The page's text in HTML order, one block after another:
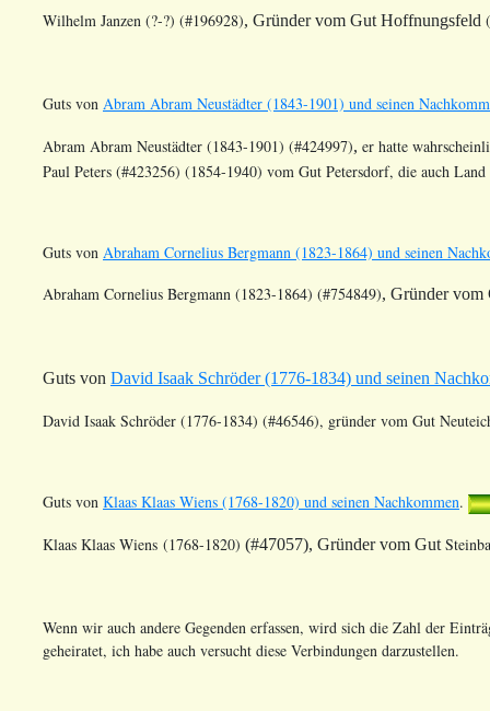
Wilhelm Janzen (?-?) (#196928), Gründer vom Gut Hoffnungsfeld (
Guts von Abram Abram Neustädter (1843-1901) und seinen
Abram Abram Neustädter (1843-1901) (#424997), er hatte
Paul Peters (#423256) (1854-1940) vom Gut Petersdorf, die auch Land
Guts von Abraham Cornelius Bergmann (1823-1864) und seinen
Abraham Cornelius Bergmann (1823-1864) (#754849), Gründer
Guts von David Isaak Schröder (1776-1834) und seinen
David Isaak Schröder (1776-1834) (#46546), gründer vom Gut
Guts von Klaas Klaas Wiens (1768-1820) und seinen Nachkommen.
Klaas Klaas Wiens (1768-1820) (#47057), Gründer vom Gut
Wenn wir auch andere Gegenden erfassen, wird sich die Zahl der
geheiratet, ich habe auch versucht diese Verbindungen darzustellen.